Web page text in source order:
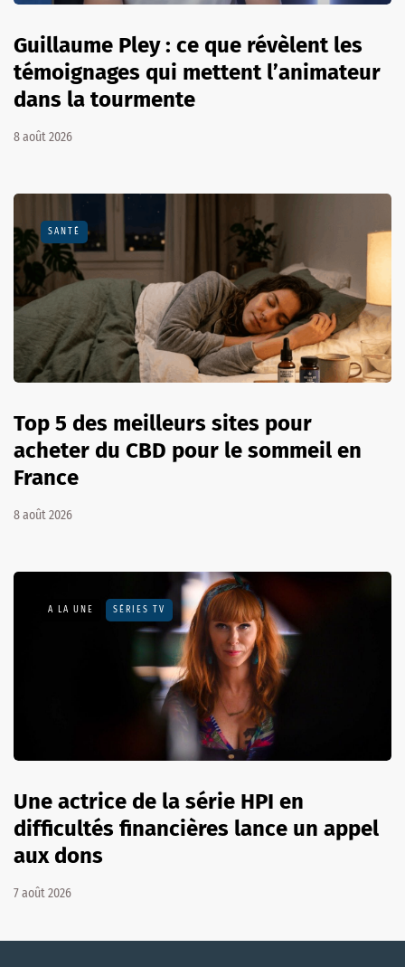
Guillaume Pley : ce que révèlent les
témoignages qui mettent l’animateur
dans la tourmente
8 août 2026
SANTÉ
Top 5 des meilleurs sites pour
acheter du CBD pour le sommeil en
France
8 août 2026
A LA UNE SÉRIES TV
Une actrice de la série HPI en
difficultés financières lance un appel
aux dons
7 août 2026